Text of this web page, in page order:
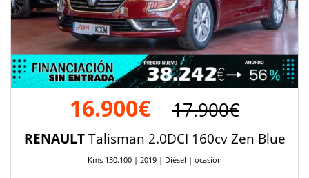
16.900€ 17.900€
RENAULTTalisman 2.0DCI 160cv Zen Blue
Kms 130.100 | 2019 | Diésel | ocasión